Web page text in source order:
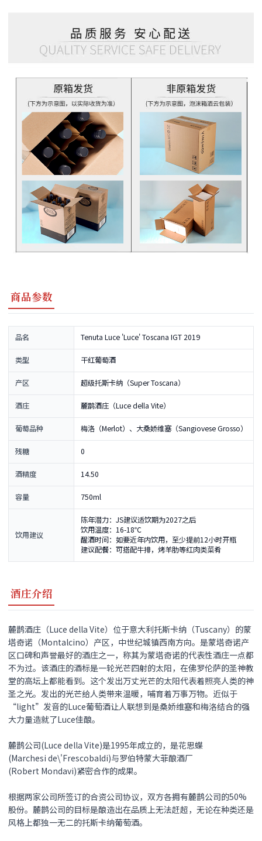
商品参数
品名 Tenuta Luce 'Luce' Toscana IGT 2019
类型 干红葡萄酒
产区 超级托斯卡纳（Super Toscana）
酒庄 麓鹊酒庄（Luce della Vite）
葡萄品种 梅洛（Merlot）、大桑娇维塞（Sangiovese Grosso）
残糖 0
酒精度 14.50
容量 750ml
饮用建议
陈年潜力：JS建议适饮期为2027之后
饮用温度：16-18℃
醒酒时间：如要近年内饮用，至少提前12小时开瓶
建议配餐：可搭配牛排，烤羊肋等红肉类菜肴
酒庄介绍
麓鹊酒庄（Luce della Vite）位于意大利托斯卡纳（Tuscany）的蒙
塔奇诺（Montalcino）产区，中世纪城镇西南方向。是蒙塔奇诺产
区口碑和声誉最好的酒庄之一，称其为蒙塔奇诺的代表性酒庄一点都
不为过。该酒庄的酒标是一轮光芒四射的太阳，在佛罗伦萨的圣神教
堂的高坛上都能看到。这个发出万丈光芒的太阳代表着照亮人类的神
圣之光。发出的光芒给人类带来温暖，哺育着万事万物。近似于
“light”发音的Luce葡萄酒让人联想到是桑娇维塞和梅洛结合的强
大力量造就了Luce佳酿。
麓鹊公司(Luce della Vite)是1995年成立的，是花思蝶
(Marchesi de\'Frescobaldi)与罗伯特蒙大菲酿酒厂
(Robert Mondavi)紧密合作的成果。
根据两家公司所签订的合资公司协议，双方各拥有麓鹊公司的50%
股份。麓鹊公司的目标是酿造出在品质上无法赶超，无论在种类还是
风格上都独一无二的托斯卡纳葡萄酒。